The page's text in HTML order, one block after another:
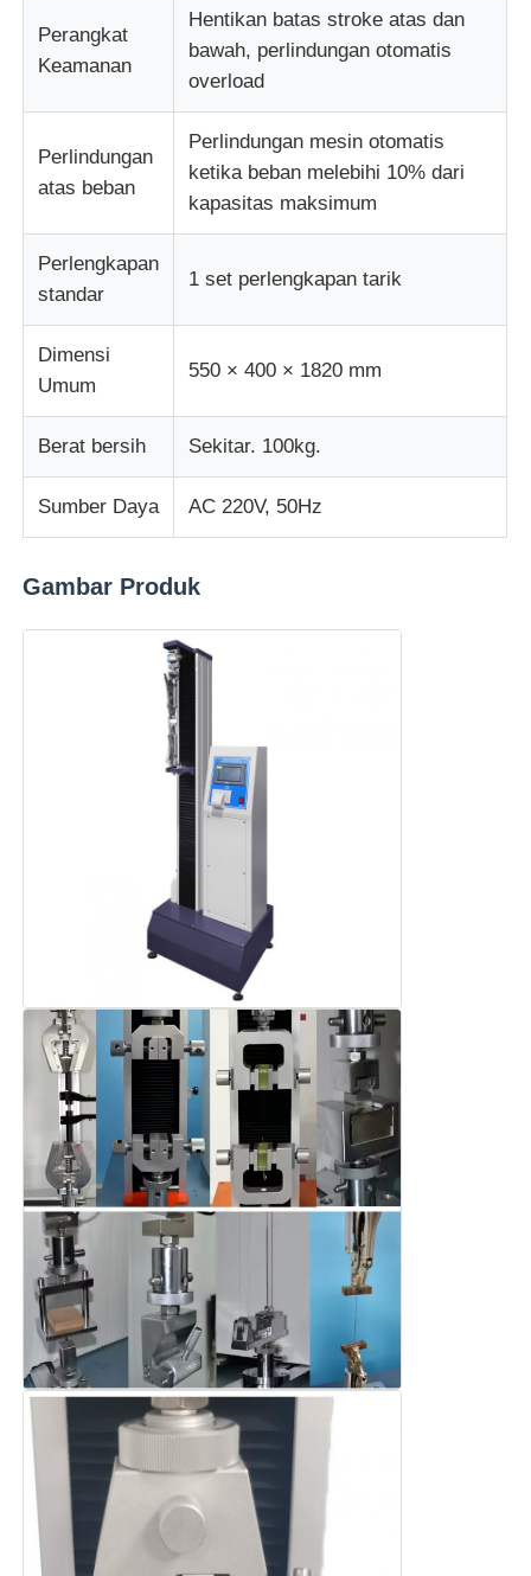
Perangkat
Keamanan
Hentikan batas stroke atas dan
bawah, perlindungan otomatis
overload
Perlindungan
atas beban
Perlindungan mesin otomatis
ketika beban melebihi 10% dari
kapasitas maksimum
Perlengkapan
standar
1 set perlengkapan tarik
Dimensi
Umum
550 × 400 × 1820 mm
Berat bersih Sekitar. 100kg.
Sumber Daya AC 220V, 50Hz
Gambar Produk